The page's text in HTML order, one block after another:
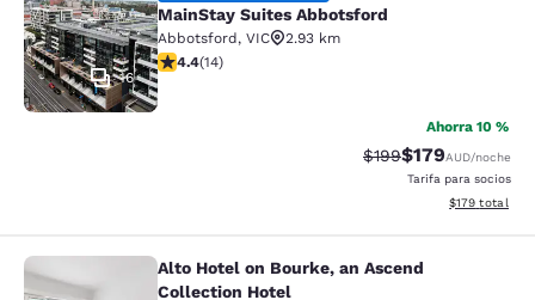
16
MainStay Suites Abbotsford
Abbotsford, VIC
2.93 km
calificación de 4.43 estrellas. Excelente. 14 reseñas
4.4(14)
Ahorra 10 %
Precio tachado:
$199Precio con
$179AUD/noche
Tarifa para socios
Ver detalles
$179 total
Alto Hotel on Bourke, an Ascend
Alto Hotel on Bourke, an Ascend
Collection Hotel